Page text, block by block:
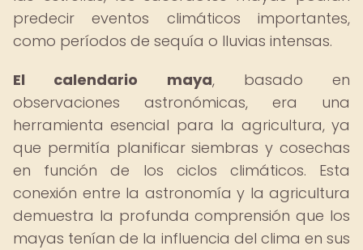
predecir eventos climáticos importantes,
como períodos de sequía o lluvias intensas.
El calendario maya, basado en
observaciones astronómicas, era una
herramienta esencial para la agricultura, ya
que permitía planificar siembras y cosechas
en función de los ciclos climáticos. Esta
conexión entre la astronomía y la agricultura
demuestra la profunda comprensión que los
mayas tenían de la influencia del clima en sus